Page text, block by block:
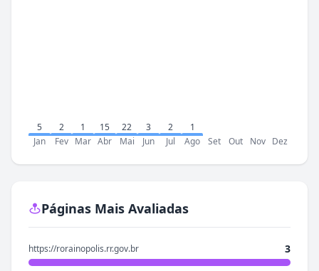
5
Jan
2
Fev
1
Mar
15
Abr
22
Mai
3
Jun
2
Jul
1
Ago
Set Out Nov Dez
Páginas Mais Avaliadas
https://rorainopolis.rr.gov.br 3